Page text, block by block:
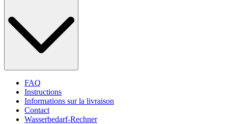
FAQ
Instructions
Informations sur la livraison
Contact
Wasserbedarf-Rechner